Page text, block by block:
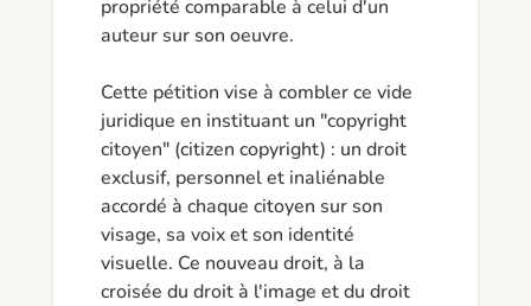
propriété comparable à celui d'un
auteur sur son oeuvre.
Cette pétition vise à combler ce vide
juridique en instituant un "copyright
citoyen" (citizen copyright) : un droit
exclusif, personnel et inaliénable
accordé à chaque citoyen sur son
visage, sa voix et son identité
visuelle. Ce nouveau droit, à la
croisée du droit à l'image et du droit